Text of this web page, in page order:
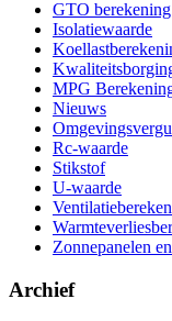
GTO berekening
Isolatiewaarde
MPG
Nieuws
Rc-waarde
Stikstof
U-waarde
Zonnepanelen
Archief